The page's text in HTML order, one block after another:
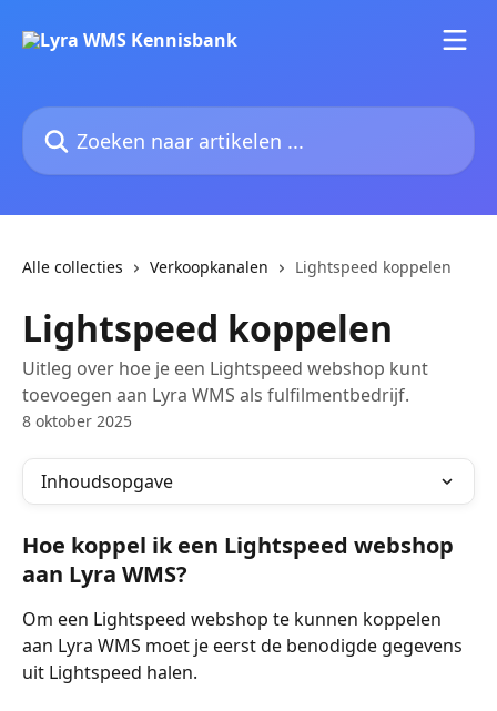
Zoeken naar artikelen ...
Alle collecties Verkoopkanalen Lightspeed koppelen
Lightspeed koppelen
Uitleg over hoe je een Lightspeed webshop kunt
toevoegen aan Lyra WMS als fulfilmentbedrijf.
8 oktober 2025
Inhoudsopgave
Hoe koppel ik een Lightspeed webshop
aan Lyra WMS?
Om een Lightspeed webshop te kunnen koppelen
aan Lyra WMS moet je eerst de benodigde gegevens
uit Lightspeed halen.